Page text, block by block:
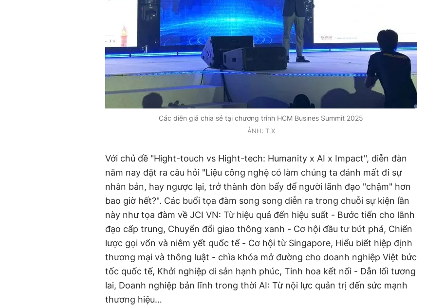
Các diễn giả chia sẻ tại chương trình HCM Busines Summit 2025
ẢNH: T.X
Với chủ đề "Hight-touch vs Hight-tech: Humanity x AI x Impact", diễn đàn
năm nay đặt ra câu hỏi "Liệu công nghệ có làm chúng ta đánh mất đi sự
nhân bản, hay ngược lại, trở thành đòn bẩy để người lãnh đạo "chậm" hơn
bao giờ hết?". Các buổi tọa đàm song song diễn ra trong chuỗi sự kiện lần
này như tọa đàm về JCI VN: Từ hiệu quả đến hiệu suất - Bước tiến cho lãnh
đạo cấp trung, Chuyển đổi giao thông xanh - Cơ hội đầu tư bứt phá, Chiến
lược gọi vốn và niêm yết quốc tế - Cơ hội từ Singapore, Hiểu biết hiệp định
thương mại và thông luật - chìa khóa mở đường cho doanh nghiệp Việt bức
tốc quốc tế, Khởi nghiệp di sản hạnh phúc, Tinh hoa kết nối - Dẫn lối tương
lai, Doanh nghiệp bản lĩnh trong thời AI: Từ nội lực quản trị đến sức mạnh
thương hiệu…